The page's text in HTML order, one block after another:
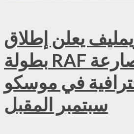
يعلن إطلاق
بطولة RAF روسيا للمصارعة
في موسكو
سبتمبر المقبل